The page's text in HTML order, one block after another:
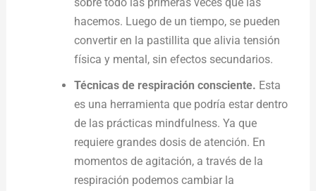
hacemos. Luego de un tiempo, se pueden
convertir en la pastillita que alivia tensión
física y mental, sin efectos secundarios.
Técnicas de respiración consciente. Esta
es una herramienta que podría estar dentro
de las prácticas mindfulness. Ya que
requiere grandes dosis de atención. En
momentos de agitación, a través de la
respiración podemos cambiar la